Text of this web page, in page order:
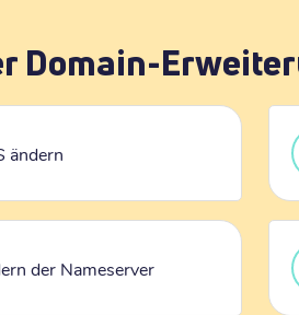
Domain-
ändern
der Nameserver